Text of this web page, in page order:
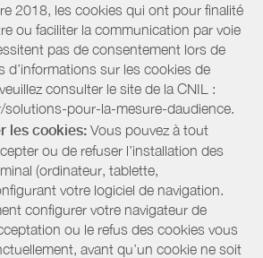
2018, les cookies qui ont pour finalité
ou faciliter la communication par voie
pas de consentement lors de
d’informations sur les cookies de
consulter le site de la CNIL :
pour-la-mesure-daudience.
les cookies: Vous pouvez à tout
ou de refuser l’installation des
(ordinateur, tablette,
votre logiciel de navigation.
configurer votre navigateur de
ou le refus des cookies vous
avant qu’un cookie ne soit